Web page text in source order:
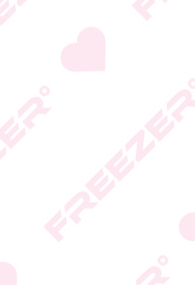
היצרן או גוף הכשרות;
המידע המעודכן מופיע על
* טעות סופר בתיאור המוצר
* ט.ל.ח.